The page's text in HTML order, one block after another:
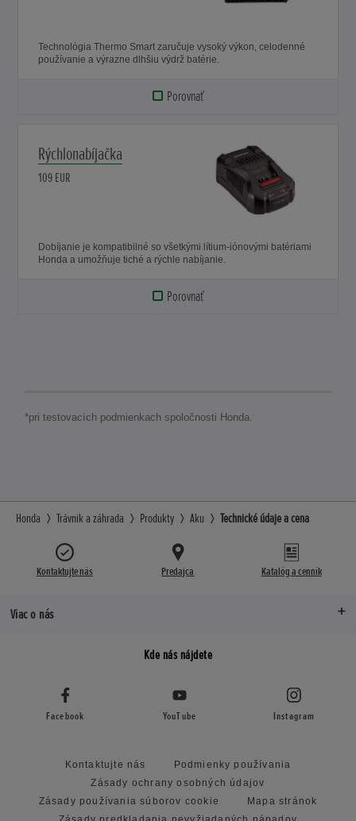
Technológia Thermo Smart zaručuje vysoký výkon, celodenné
používanie a výrazne dlhšiu výdrž batérie.
Porovnať
Rýchlonabíjačka
109 EUR
Dobíjanie je kompatibilné so všetkými lítium-iónovými batériami
Honda a umožňuje tiché a rýchle nabíjanie.
Porovnať
*pri testovacích podmienkach spoločnosti Honda.
Honda Trávnik a záhrada Produkty Aku Technické údaje a cena
Kontaktujte nás Predajca Katalóg a cenník
Viac o nás
Kde nás nájdete
Facebook YouTube Instagram
Kontaktujte nás
Podmienky používania
Zásady ochrany osobných údajov
Zásady používania súborov cookie
Mapa stránok